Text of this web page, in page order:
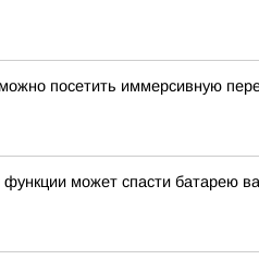
посетить иммерсивную
функции может спасти батарею